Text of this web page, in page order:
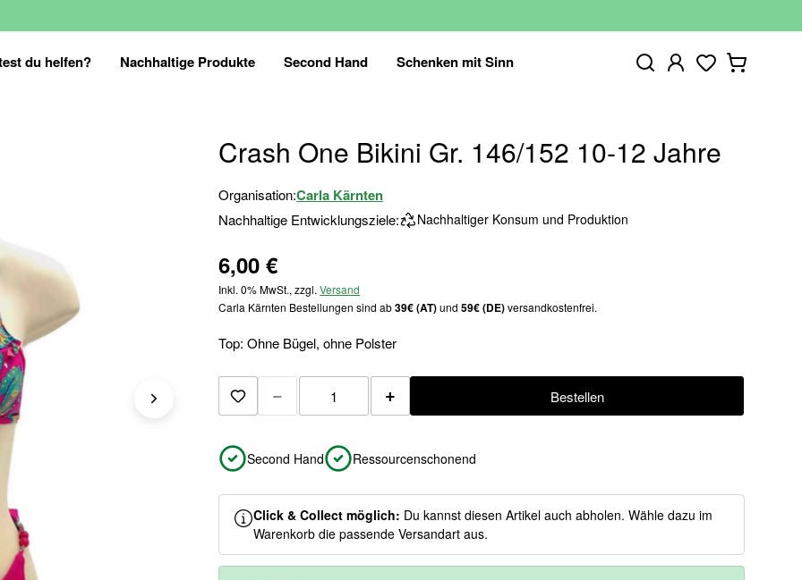
du helfen? Nachhaltige Produkte Second Hand Schenken mit Sinn
Crash One Bikini Gr. 146/152 10-12 Jahre
Organisation:Carla Kärnten
Nachhaltige Entwicklungsziele: Nachhaltiger Konsum und Produktion
6,00 €
Inkl. 0% MwSt., zzgl.Versand
Carla Kärnten Bestellungen sind ab39€ (AT)und59€ (DE)versandkostenfrei.
Top: Ohne Bügel, ohne Polster
Zur Merkliste hinzufügen
− + Bestellen
Second Hand Ressourcenschonend
Click & Collect möglich: Du kannst diesen Artikel auch abholen. Wähle dazu im
Warenkorb die passende Versandart aus.